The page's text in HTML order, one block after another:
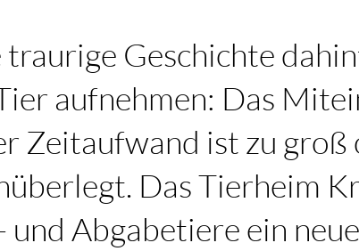
Geschichte
aufnehmen: Das
Zeitaufwand ist zu groß
Das Tierheim
Abgabetiere ein